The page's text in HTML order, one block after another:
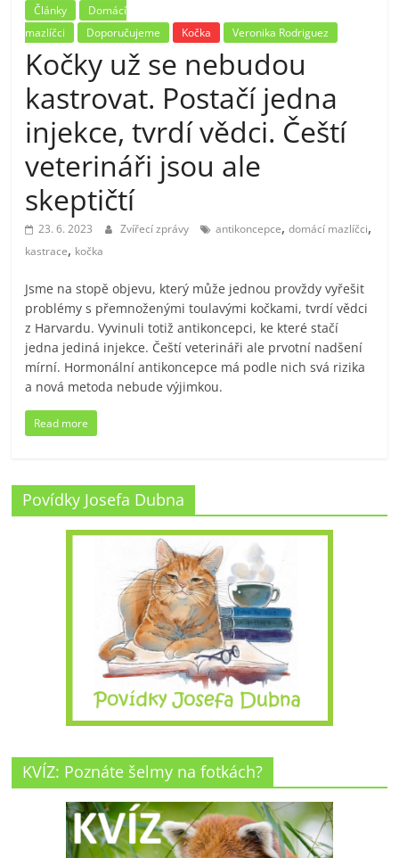
Články
Domácí
mazlíčci
Doporučujeme Kočka Veronika Rodriguez
Kočky už se nebudou
kastrovat. Postačí jedna
injekce, tvrdí vědci. Čeští
veterináři jsou ale
skeptičtí
23. 6. 2023 Zvířecí zprávy antikoncepce,domácí mazlíčci,
kastrace, kočka
Jsme na stopě objevu, který může jednou provždy vyřešit
problémy s přemnoženými toulavými kočkami, tvrdí vědci
z Harvardu. Vyvinuli totiž antikoncepci, ke které stačí
jedna jediná injekce. Čeští veterináři ale prvotní nadšení
mírní. Hormonální antikoncepce má podle nich svá rizika
a nová metoda nebude výjimkou.
Read more
Povídky Josefa Dubna
KVÍZ: Poznáte šelmy na fotkách?